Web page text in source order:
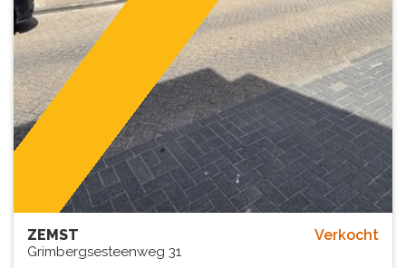
Verkocht
ZEMST
Grimbergsesteenweg 31